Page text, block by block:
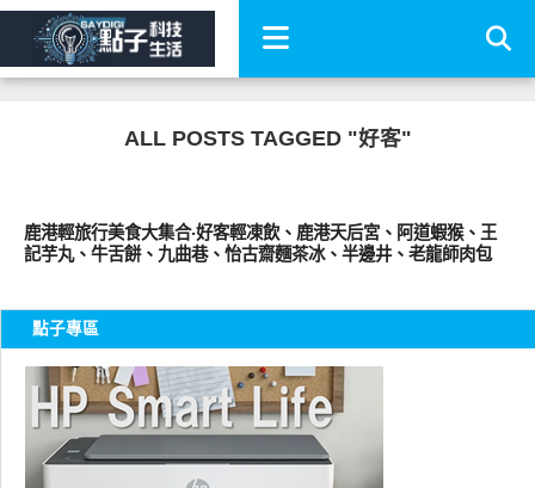
ALL POSTS TAGGED "好客"
鹿港輕旅行美食大集合‧好客輕凍飲、鹿港天后宮、阿道蝦猴、王
記芋丸、牛舌餅、九曲巷、怡古齋麵茶冰、半邊井、老龍師肉包
點子專區